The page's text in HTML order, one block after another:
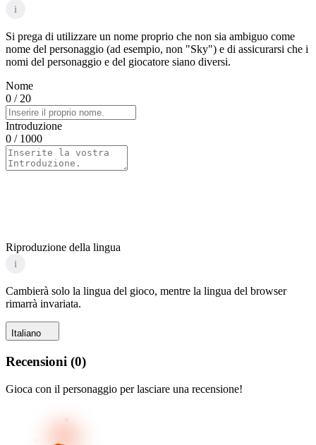
i
Si prega di utilizzare un nome proprio che non sia ambiguo come
nome del personaggio (ad esempio, non "Sky") e di assicurarsi che i
nomi del personaggio e del giocatore siano diversi.
Nome
0 / 20
Introduzione
0 / 1000
Riproduzione della lingua
i
Cambierà solo la lingua del gioco, mentre la lingua del browser
rimarrà invariata.
Italiano
Recensioni (0)
Gioca con il personaggio per lasciare una recensione!